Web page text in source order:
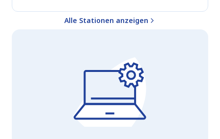
Alle Stationen anzeigen